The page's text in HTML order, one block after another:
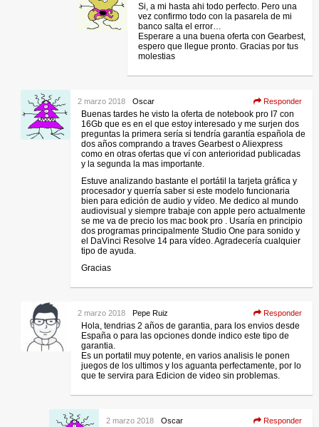
Si, a mi hasta ahi todo perfecto. Pero una
vez confirmo todo con la pasarela de mi
banco salta el error…
Esperare a una buena oferta con Gearbest,
espero que llegue pronto. Gracias por tus
molestias
Oscar
2 marzo 2018 Responder
Buenas tardes he visto la oferta de notebook pro I7 con
16Gb que es en el que estoy interesado y me surjen dos
preguntas la primera sería si tendría garantía española de
dos años comprando a traves Gearbest o Aliexpress
como en otras ofertas que ví con anterioridad publicadas
y la segunda la mas importante.
Estuve analizando bastante el portátil la tarjeta gráfica y
procesador y querría saber si este modelo funcionaria
bien para edición de audio y vídeo. Me dedico al mundo
audiovisual y siempre trabaje con apple pero actualmente
se me va de precio los mac book pro . Usaría en principio
dos programas principalmente Studio One para sonido y
el DaVinci Resolve 14 para vídeo. Agradecería cualquier
tipo de ayuda.
Gracias
Pepe Ruiz
2 marzo 2018 Responder
Hola, tendrias 2 años de garantia, para los envios desde
España o para las opciones donde indico este tipo de
garantia.
Es un portatil muy potente, en varios analisis le ponen
juegos de los ultimos y los aguanta perfectamente, por lo
que te servira para Edicion de video sin problemas.
Oscar
2 marzo 2018 Responder